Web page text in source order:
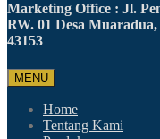
Marketing Office : Jl.
RW. 01 Desa
43153
MENU
Home
Tentang Kami